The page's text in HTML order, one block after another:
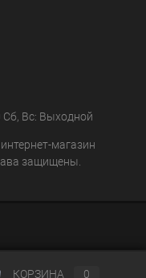
Сб, Вс: Выходной
магазин
защищены.
КОРЗИНА 0